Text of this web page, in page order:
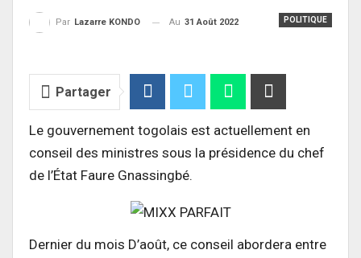
POLITIQUE
Par Lazarre KONDO Au 31 Août 2022
Partager
Le gouvernement togolais est actuellement en
conseil des ministres sous la présidence du chef
de l’État Faure Gnassingbé.
Dernier du mois D’août, ce conseil abordera entre